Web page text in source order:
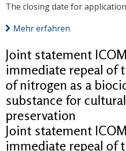
The closing date for
Mehr erfahren
Joint statement
immediate repeal of
of nitrogen as a
substance for
preservation
Joint statement
immediate repeal of